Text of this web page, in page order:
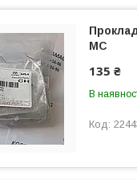
МС
135 ₴
В